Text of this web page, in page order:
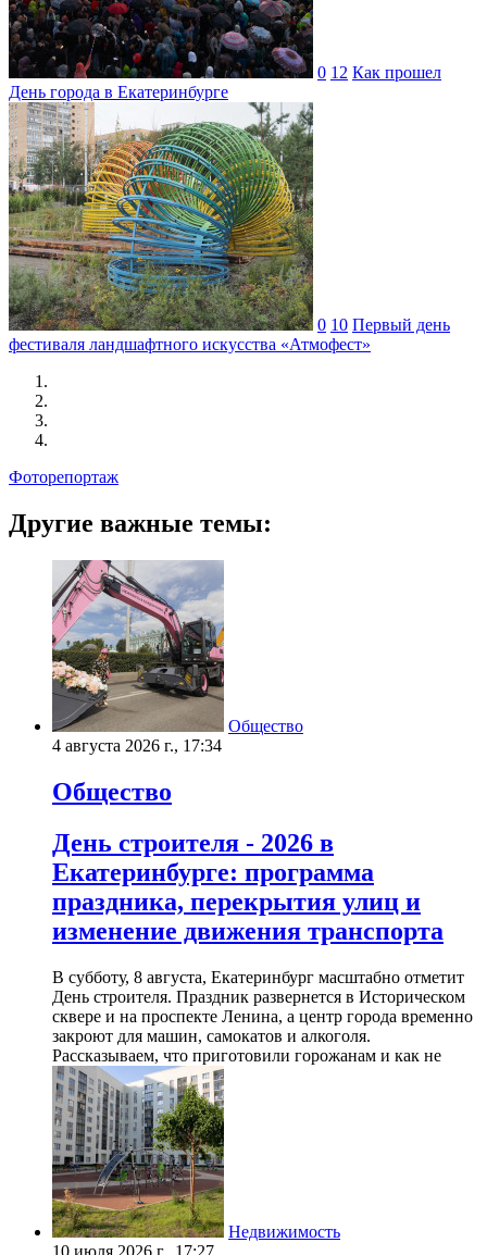
0 12 Как прошел
День города в Екатеринбурге
0 10 Первый день
фестиваля ландшафтного искусства «Атмофест»
Фоторепортаж
Другие важные темы:
Общество
4 августа 2026 г., 17:34
Общество
День строителя - 2026 в
Екатеринбурге: программа
праздника, перекрытия улиц и
изменение движения транспорта
В субботу, 8 августа, Екатеринбург масштабно отметит
День строителя. Праздник развернется в Историческом
сквере и на проспекте Ленина, а центр города временно
закроют для машин, самокатов и алкоголя.
Рассказываем, что приготовили горожанам и как не
Недвижимость
10 июля 2026 г., 17:27